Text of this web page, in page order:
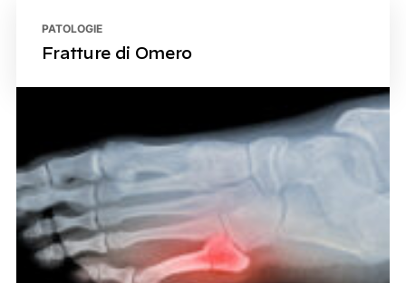
PATOLOGIE
Fratture di Omero